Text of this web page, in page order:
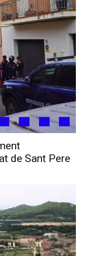
de Sant Pere